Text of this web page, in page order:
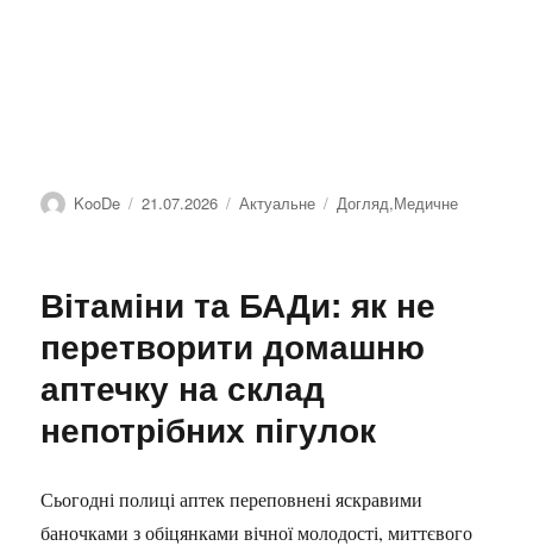
Автор
KooDe Оприлюднено
21.07.2026 Категорії
Актуальне Позначки
Догляд,Медичне
Вітаміни та БАДи: як не
перетворити домашню
аптечку на склад
непотрібних пігулок
Сьогодні полиці аптек переповнені яскравими
баночками з обіцянками вічної молодості, миттєвого